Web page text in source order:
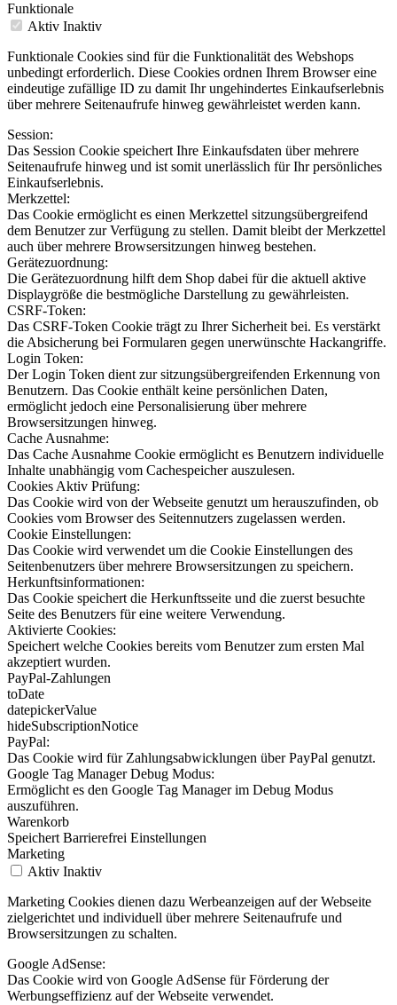
Funktionale
Aktiv Inaktiv
Funktionale Cookies sind für die Funktionalität des Webshops
unbedingt erforderlich. Diese Cookies ordnen Ihrem Browser eine
eindeutige zufällige ID zu damit Ihr ungehindertes Einkaufserlebnis
über mehrere Seitenaufrufe hinweg gewährleistet werden kann.
Session:
Das Session Cookie speichert Ihre Einkaufsdaten über mehrere
Seitenaufrufe hinweg und ist somit unerlässlich für Ihr persönliches
Einkaufserlebnis.
Merkzettel:
Das Cookie ermöglicht es einen Merkzettel sitzungsübergreifend
dem Benutzer zur Verfügung zu stellen. Damit bleibt der Merkzettel
auch über mehrere Browsersitzungen hinweg bestehen.
Gerätezuordnung:
Die Gerätezuordnung hilft dem Shop dabei für die aktuell aktive
Displaygröße die bestmögliche Darstellung zu gewährleisten.
CSRF-Token:
Das CSRF-Token Cookie trägt zu Ihrer Sicherheit bei. Es verstärkt
die Absicherung bei Formularen gegen unerwünschte Hackangriffe.
Login Token:
Der Login Token dient zur sitzungsübergreifenden Erkennung von
Benutzern. Das Cookie enthält keine persönlichen Daten,
ermöglicht jedoch eine Personalisierung über mehrere
Browsersitzungen hinweg.
Cache Ausnahme:
Das Cache Ausnahme Cookie ermöglicht es Benutzern individuelle
Inhalte unabhängig vom Cachespeicher auszulesen.
Cookies Aktiv Prüfung:
Das Cookie wird von der Webseite genutzt um herauszufinden, ob
Cookies vom Browser des Seitennutzers zugelassen werden.
Cookie Einstellungen:
Das Cookie wird verwendet um die Cookie Einstellungen des
Seitenbenutzers über mehrere Browsersitzungen zu speichern.
Herkunftsinformationen:
Das Cookie speichert die Herkunftsseite und die zuerst besuchte
Seite des Benutzers für eine weitere Verwendung.
Aktivierte Cookies:
Speichert welche Cookies bereits vom Benutzer zum ersten Mal
akzeptiert wurden.
PayPal-Zahlungen
toDate
datepickerValue
hideSubscriptionNotice
PayPal:
Das Cookie wird für Zahlungsabwicklungen über PayPal genutzt.
Google Tag Manager Debug Modus:
Ermöglicht es den Google Tag Manager im Debug Modus
auszuführen.
Warenkorb
Speichert Barrierefrei Einstellungen
Marketing
Aktiv Inaktiv
Marketing Cookies dienen dazu Werbeanzeigen auf der Webseite
zielgerichtet und individuell über mehrere Seitenaufrufe und
Browsersitzungen zu schalten.
Google AdSense:
Das Cookie wird von Google AdSense für Förderung der
Werbungseffizienz auf der Webseite verwendet.